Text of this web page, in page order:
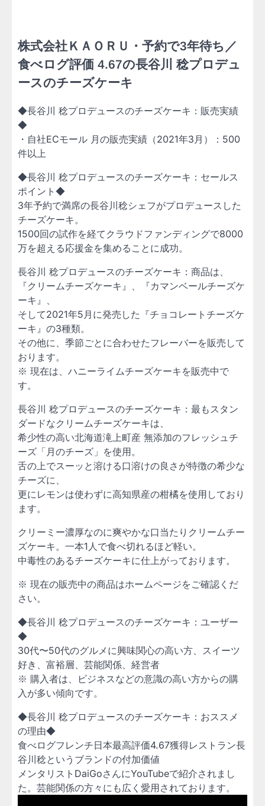
株式会社ＫＡＯＲＵ・予約で3年待ち／
食べログ評価 4.67の長谷川 稔プロデュ
ースのチーズケーキ
◆長谷川 稔プロデュースのチーズケーキ：販売実績
◆
・自社ECモール 月の販売実績（2021年3月）：500
件以上
◆長谷川 稔プロデュースのチーズケーキ：セールス
ポイント◆
3年予約で満席の長谷川稔シェフがプロデュースした
チーズケーキ。
1500回の試作を経てクラウドファンディングで8000
万を超える応援金を集めることに成功。
長谷川 稔プロデュースのチーズケーキ：商品は、
『クリームチーズケーキ』、『カマンベールチーズケ
ーキ』、
そして2021年5月に発売した『チョコレートチーズケ
ーキ』の3種類。
その他に、季節ごとに合わせたフレーバーを販売して
おります。
※ 現在は、ハニーライムチーズケーキを販売中で
す。
長谷川 稔プロデュースのチーズケーキ：最もスタン
ダードなクリームチーズケーキは、
希少性の高い北海道滝上町産 無添加のフレッシュチ
ーズ「月のチーズ」を使用。
舌の上でスーッと溶ける口溶けの良さが特徴の希少な
チーズに、
更にレモンは使わずに高知県産の柑橘を使用しており
ます。
クリーミー濃厚なのに爽やかな口当たりクリームチー
ズケーキ。一本1人で食べ切れるほど軽い。
中毒性のあるチーズケーキに仕上がっております。
※ 現在の販売中の商品はホームページをご確認くだ
さい。
◆長谷川 稔プロデュースのチーズケーキ：ユーザー
◆
30代〜50代のグルメに興味関心の高い方、スイーツ
好き、富裕層、芸能関係、経営者
※ 購入者は、ビジネスなどの意識の高い方からの購
入が多い傾向です。
◆長谷川 稔プロデュースのチーズケーキ：おススメ
の理由◆
食べログフレンチ日本最高評価4.67獲得レストラン長
谷川稔というブランドの付加価値
メンタリストDaiGoさんにYouTubeで紹介されまし
た。芸能関係の方々にも広く愛用されております。